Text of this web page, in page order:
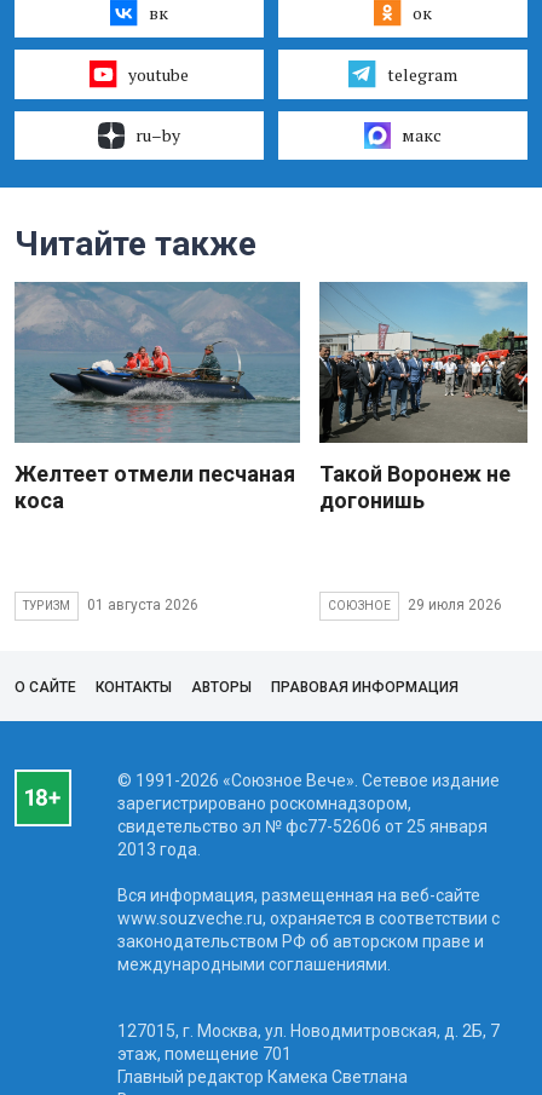
вк ок
youtube telegram
ru–by макс
Читайте также
Желтеет отмели песчаная
коса
ТУРИЗМ 01 августа 2026
Такой Воронеж не
догонишь
СОЮЗНОЕ 29 июля 2026
О САЙТЕ КОНТАКТЫ АВТОРЫ ПРАВОВАЯ ИНФОРМАЦИЯ
© 1991-2026 «Союзное Вече». Сетевое издание
зарегистрировано роскомнадзором,
свидетельство эл № фc77-52606 от 25 января
2013 года.
Вся информация, размещенная на веб-сайте
www.souzveche.ru, охраняется в соответствии с
законодательством РФ об авторском праве и
международными соглашениями.
127015, г. Москва, ул. Новодмитровская, д. 2Б, 7
этаж, помещение 701
Главный редактор Камека Светлана